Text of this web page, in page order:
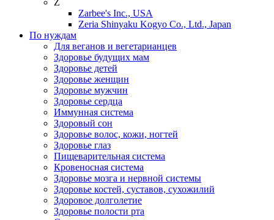
Z
Zarbee's Inc., USA
Zeria Shinyaku Kogyo Co., Ltd., Japan
По нуждам
Для веганов и вегетарианцев
Здоровье будущих мам
Здоровье детей
Здоровье женщин
Здоровье мужчин
Здоровье сердца
Иммунная система
Здоровый сон
Здоровье волос, кожи, ногтей
Здоровье глаз
Пищеварительная система
Кровеносная система
Здоровье мозга и нервной системы
Здоровье костей, суставов, сухожилий
Здоровое долголетие
Здоровье полости рта